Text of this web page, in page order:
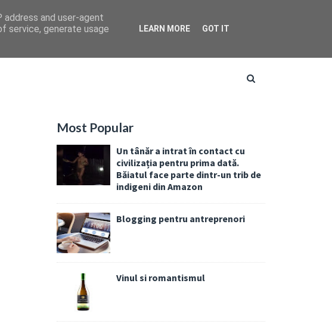
Most Popular
Un tânăr a intrat în contact cu
civilizația pentru prima dată.
Băiatul face parte dintr-un trib de
indigeni din Amazon
Blogging pentru antreprenori
Vinul si romantismul
and user-agent
service, generate usage
LEARN MORE GOT IT